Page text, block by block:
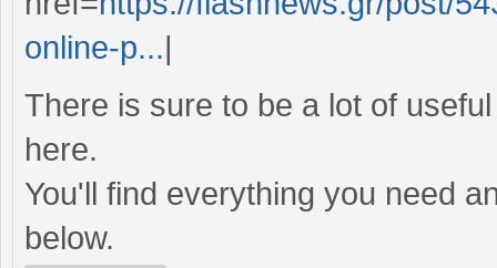
online-p...|
There is sure to be a lot of
here.
You'll find everything you need
below.